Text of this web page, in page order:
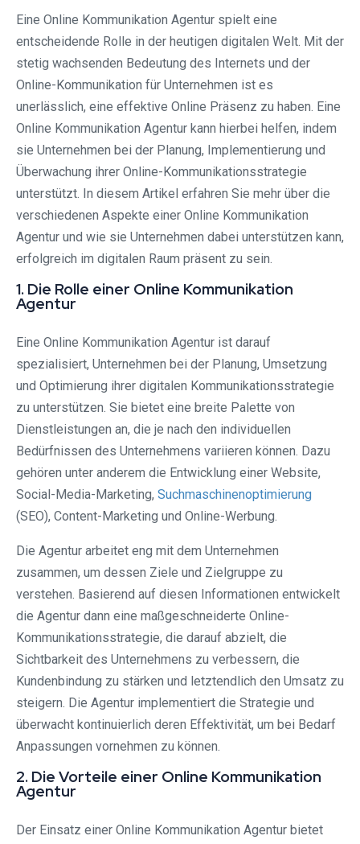
Eine Online Kommunikation Agentur spielt eine
entscheidende Rolle in der heutigen digitalen Welt. Mit der
stetig wachsenden Bedeutung des Internets und der
Online-Kommunikation für Unternehmen ist es
unerlässlich, eine effektive Online Präsenz zu haben. Eine
Online Kommunikation Agentur kann hierbei helfen, indem
sie Unternehmen bei der Planung, Implementierung und
Überwachung ihrer Online-Kommunikationsstrategie
unterstützt. In diesem Artikel erfahren Sie mehr über die
verschiedenen Aspekte einer Online Kommunikation
Agentur und wie sie Unternehmen dabei unterstützen kann,
erfolgreich im digitalen Raum präsent zu sein.
1. Die Rolle einer Online Kommunikation
Agentur
Eine Online Kommunikation Agentur ist darauf
spezialisiert, Unternehmen bei der Planung, Umsetzung
und Optimierung ihrer digitalen Kommunikationsstrategie
zu unterstützen. Sie bietet eine breite Palette von
Dienstleistungen an, die je nach den individuellen
Bedürfnissen des Unternehmens variieren können. Dazu
gehören unter anderem die Entwicklung einer Website,
Social-Media-Marketing, Suchmaschinenoptimierung
(SEO), Content-Marketing und Online-Werbung.
Die Agentur arbeitet eng mit dem Unternehmen
zusammen, um dessen Ziele und Zielgruppe zu
verstehen. Basierend auf diesen Informationen entwickelt
die Agentur dann eine maßgeschneiderte Online-
Kommunikationsstrategie, die darauf abzielt, die
Sichtbarkeit des Unternehmens zu verbessern, die
Kundenbindung zu stärken und letztendlich den Umsatz zu
steigern. Die Agentur implementiert die Strategie und
überwacht kontinuierlich deren Effektivität, um bei Bedarf
Anpassungen vornehmen zu können.
2. Die Vorteile einer Online Kommunikation
Agentur
Der Einsatz einer Online Kommunikation Agentur bietet